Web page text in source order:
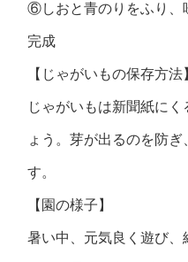
⑥しおと青のりをふり、
完成
【じゃがいもの保存方法
じゃがいもは新聞紙に
ょう。芽が出るのを防
す。
【園の様子】
暑い中、元気良く遊び、